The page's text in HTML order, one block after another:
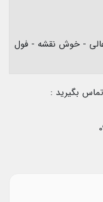
- خوش نقشه - فول
بگیرید :